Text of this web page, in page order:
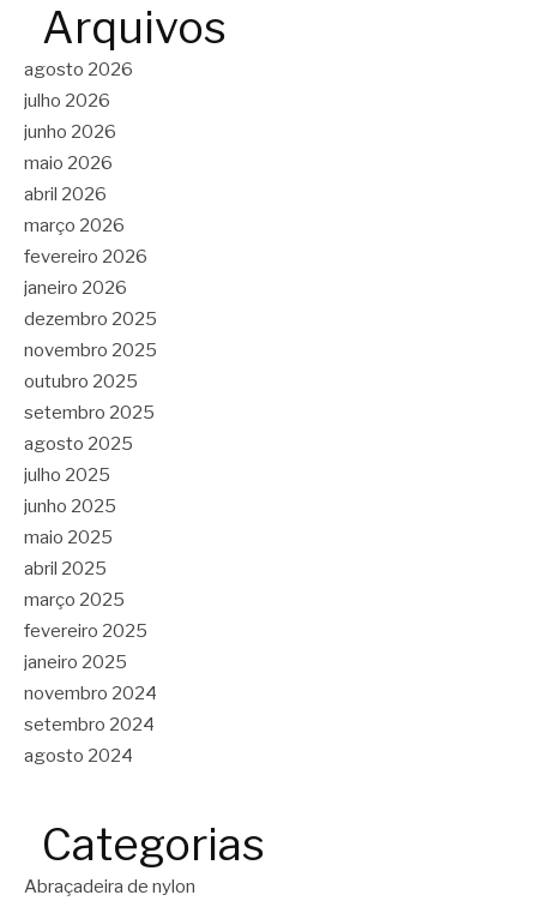
Arquivos
agosto 2026
julho 2026
junho 2026
maio 2026
abril 2026
março 2026
fevereiro 2026
janeiro 2026
dezembro 2025
novembro 2025
outubro 2025
setembro 2025
agosto 2025
julho 2025
junho 2025
maio 2025
abril 2025
março 2025
fevereiro 2025
janeiro 2025
novembro 2024
setembro 2024
agosto 2024
Categorias
Abraçadeira de nylon